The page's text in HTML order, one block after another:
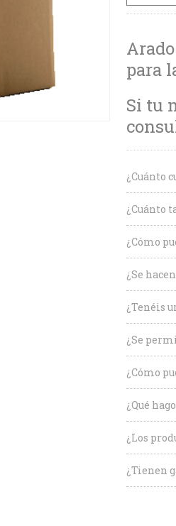
para
Si tu
¿Cuánto
¿Cuánto
¿Cómo
¿Se
¿Tenéis
¿Se
¿Cómo
¿Qué
¿Los
¿Tienen